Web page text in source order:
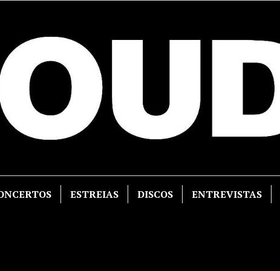
ESTREIAS DISCOS ENTREVISTAS